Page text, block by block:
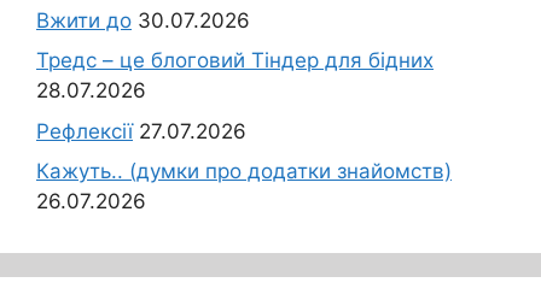
Вжити до 30.07.2026
Тредс – це блоговий Тіндер для бідних
28.07.2026
Рефлексії 27.07.2026
Кажуть.. (думки про додатки знайомств)
26.07.2026